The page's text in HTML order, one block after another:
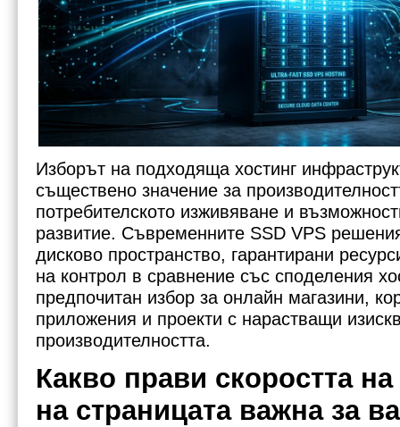
Изборът на подходяща хостинг
съществено значение за
потребителското изживяване и
развитие. Съвременните SSD VPS
дисково пространство, гарантирани
на контрол в сравнение със споделения
предпочитан избор за онлайн магазини,
приложения и проекти с нарастващи
производителността.
Какво прави скоростта
на страницата важна за